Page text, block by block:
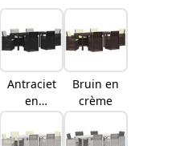
Antraciet
en
lichtgrijs
Bruin en
crème